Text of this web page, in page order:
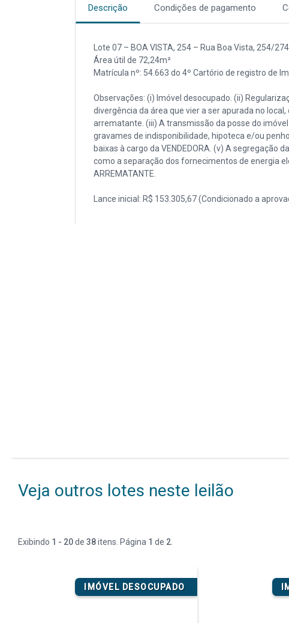
Descrição Condições de pagamento
Lote 07 – BOA VISTA, 254 – Rua Boa Vista, 254/
Área útil de 72,24m²
Matrícula nº: 54.663 do 4º Cartório de registro de
Observações: (i) Imóvel desocupado. (ii)
divergência da área que vier a ser apurada no
arrematante. (iii) A transmissão da posse do
gravames de indisponibilidade, hipoteca e/ou
baixas à cargo da VENDEDORA. (v) A
como a separação dos fornecimentos de energia
ARREMATANTE.
Lance inicial: R$ 153.305,67 (Condicionado a
Veja outros lotes neste leilão
Exibindo 1 - 20de 38itens. Página 1 de 2
IMÓVEL DESOCUPADO